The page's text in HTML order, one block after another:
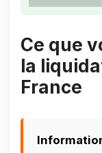
Ce que
la
France